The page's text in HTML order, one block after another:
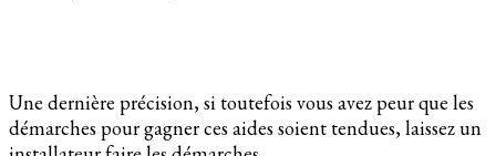
Une dernière précision, si toutefois vous avez peur que les
démarches pour gagner ces aides soient tendues, laissez un